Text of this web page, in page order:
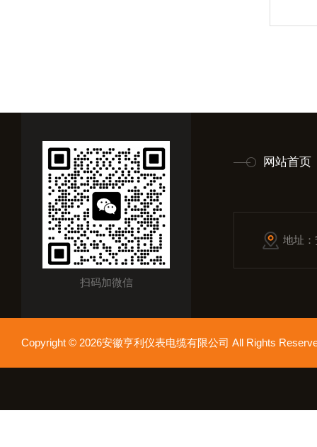
扫码加微信
网站首页
地址
Copyright © 2026安徽亨利仪表电缆有限公司 All Rights